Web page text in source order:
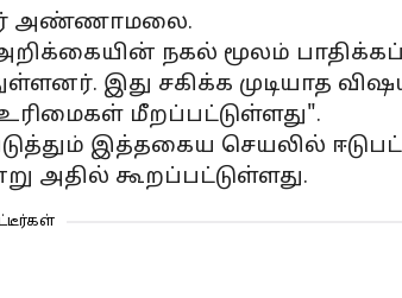
அண்ணாமலை.
நகல் மூலம்
இது சகிக்க முடியாத
மீறப்பட்டுள்ளது".
இத்தகைய செயலில்
அதில் கூறப்பட்டுள்ளது.